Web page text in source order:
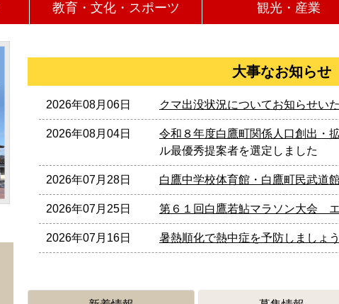
教育・文化・スポーツ 観光・産業
大事なお知らせ
2026年08月06日 クマ出没状況についてお知らせい
2026年08月04日 令和８年度白鷹町関係人口創出・
ル最優秀提案者を選定しました
2026年07月28日 白鷹中学校体育館・白鷹町民武道
2026年07月25日 第６１回白鷹若鮎マラソン大会
2026年07月16日 暑熱順化で熱中症を予防しましょう